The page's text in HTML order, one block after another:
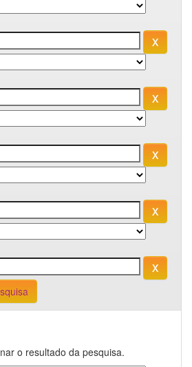
o resultado da pesquisa.